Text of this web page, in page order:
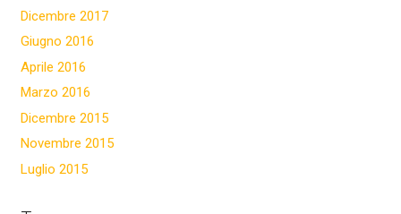
Dicembre 2017
Giugno 2016
Aprile 2016
Marzo 2016
Dicembre 2015
Novembre 2015
Luglio 2015